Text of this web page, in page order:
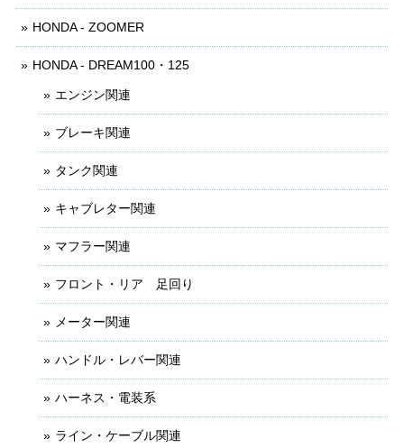
HONDA - ZOOMER
HONDA - DREAM100・125
エンジン関連
ブレーキ関連
タンク関連
キャブレター関連
マフラー関連
フロント・リア 足回り
メーター関連
ハンドル・レバー関連
ハーネス・電装系
ライン・ケーブル関連